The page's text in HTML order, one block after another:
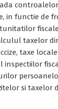
in functie de
taxelor
taxe
inspectiilor
si taxelor